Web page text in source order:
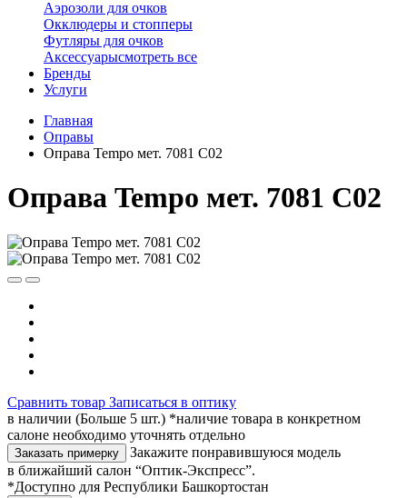
Аэрозоли для очков
Окклюдеры и стопперы
Футляры для очков
Аксессуарысмотреть все
Бренды
Услуги
Главная
Оправы
Оправа Tempo мет. 7081 С02
Оправа Tempo мет. 7081 С02
Сравнить товар Записаться в оптику
в наличии (Больше 5 шт.) *наличие товара в конкретном
салоне необходимо уточнять отдельно
Заказать примерку
Закажите понравившуюся модель
в ближайший салон “Оптик-Экспресс”.
*Доступно для Республики Башкортостан